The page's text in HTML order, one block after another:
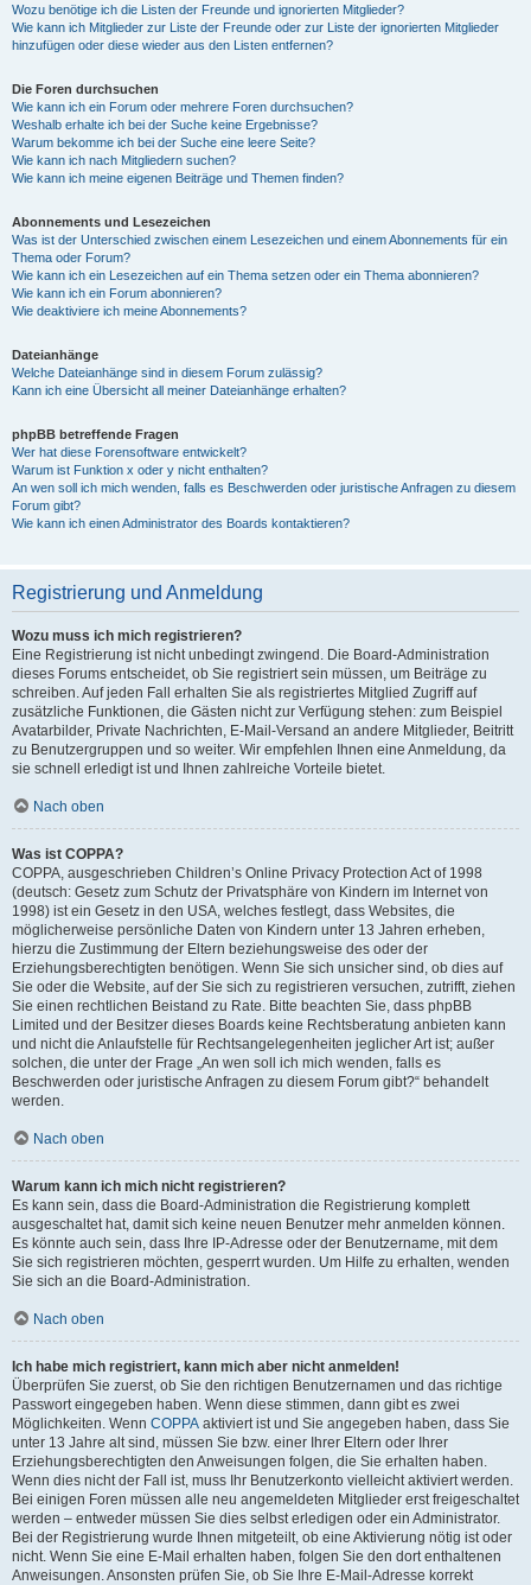
Wozu benötige ich die Listen der Freunde und ignorierten Mitglieder?
Wie kann ich Mitglieder zur Liste der Freunde oder zur Liste der ignorierten Mitglieder
hinzufügen oder diese wieder aus den Listen entfernen?
Die Foren durchsuchen
Wie kann ich ein Forum oder mehrere Foren durchsuchen?
Weshalb erhalte ich bei der Suche keine Ergebnisse?
Warum bekomme ich bei der Suche eine leere Seite?
Wie kann ich nach Mitgliedern suchen?
Wie kann ich meine eigenen Beiträge und Themen finden?
Abonnements und Lesezeichen
Was ist der Unterschied zwischen einem Lesezeichen und einem Abonnements für ein
Thema oder Forum?
Wie kann ich ein Lesezeichen auf ein Thema setzen oder ein Thema abonnieren?
Wie kann ich ein Forum abonnieren?
Wie deaktiviere ich meine Abonnements?
Dateianhänge
Welche Dateianhänge sind in diesem Forum zulässig?
Kann ich eine Übersicht all meiner Dateianhänge erhalten?
phpBB betreffende Fragen
Wer hat diese Forensoftware entwickelt?
Warum ist Funktion x oder y nicht enthalten?
An wen soll ich mich wenden, falls es Beschwerden oder juristische Anfragen zu diesem
Forum gibt?
Wie kann ich einen Administrator des Boards kontaktieren?
Registrierung und Anmeldung
Wozu muss ich mich registrieren?
Eine Registrierung ist nicht unbedingt zwingend. Die Board-Administration
dieses Forums entscheidet, ob Sie registriert sein müssen, um Beiträge zu
schreiben. Auf jeden Fall erhalten Sie als registriertes Mitglied Zugriff auf
zusätzliche Funktionen, die Gästen nicht zur Verfügung stehen: zum Beispiel
Avatarbilder, Private Nachrichten, E-Mail-Versand an andere Mitglieder, Beitritt
zu Benutzergruppen und so weiter. Wir empfehlen Ihnen eine Anmeldung, da
sie schnell erledigt ist und Ihnen zahlreiche Vorteile bietet.
Nach oben
Was ist COPPA?
COPPA, ausgeschrieben Children’s Online Privacy Protection Act of 1998
(deutsch: Gesetz zum Schutz der Privatsphäre von Kindern im Internet von
1998) ist ein Gesetz in den USA, welches festlegt, dass Websites, die
möglicherweise persönliche Daten von Kindern unter 13 Jahren erheben,
hierzu die Zustimmung der Eltern beziehungsweise des oder der
Erziehungsberechtigten benötigen. Wenn Sie sich unsicher sind, ob dies auf
Sie oder die Website, auf der Sie sich zu registrieren versuchen, zutrifft, ziehen
Sie einen rechtlichen Beistand zu Rate. Bitte beachten Sie, dass phpBB
Limited und der Besitzer dieses Boards keine Rechtsberatung anbieten kann
und nicht die Anlaufstelle für Rechtsangelegenheiten jeglicher Art ist; außer
solchen, die unter der Frage „An wen soll ich mich wenden, falls es
Beschwerden oder juristische Anfragen zu diesem Forum gibt?“ behandelt
werden.
Nach oben
Warum kann ich mich nicht registrieren?
Es kann sein, dass die Board-Administration die Registrierung komplett
ausgeschaltet hat, damit sich keine neuen Benutzer mehr anmelden können.
Es könnte auch sein, dass Ihre IP-Adresse oder der Benutzername, mit dem
Sie sich registrieren möchten, gesperrt wurden. Um Hilfe zu erhalten, wenden
Sie sich an die Board-Administration.
Nach oben
Ich habe mich registriert, kann mich aber nicht anmelden!
Überprüfen Sie zuerst, ob Sie den richtigen Benutzernamen und das richtige
Passwort eingegeben haben. Wenn diese stimmen, dann gibt es zwei
Möglichkeiten. Wenn COPPA aktiviert ist und Sie angegeben haben, dass Sie
unter 13 Jahre alt sind, müssen Sie bzw. einer Ihrer Eltern oder Ihrer
Erziehungsberechtigten den Anweisungen folgen, die Sie erhalten haben.
Wenn dies nicht der Fall ist, muss Ihr Benutzerkonto vielleicht aktiviert werden.
Bei einigen Foren müssen alle neu angemeldeten Mitglieder erst freigeschaltet
werden – entweder müssen Sie dies selbst erledigen oder ein Administrator.
Bei der Registrierung wurde Ihnen mitgeteilt, ob eine Aktivierung nötig ist oder
nicht. Wenn Sie eine E-Mail erhalten haben, folgen Sie den dort enthaltenen
Anweisungen. Ansonsten prüfen Sie, ob Sie Ihre E-Mail-Adresse korrekt